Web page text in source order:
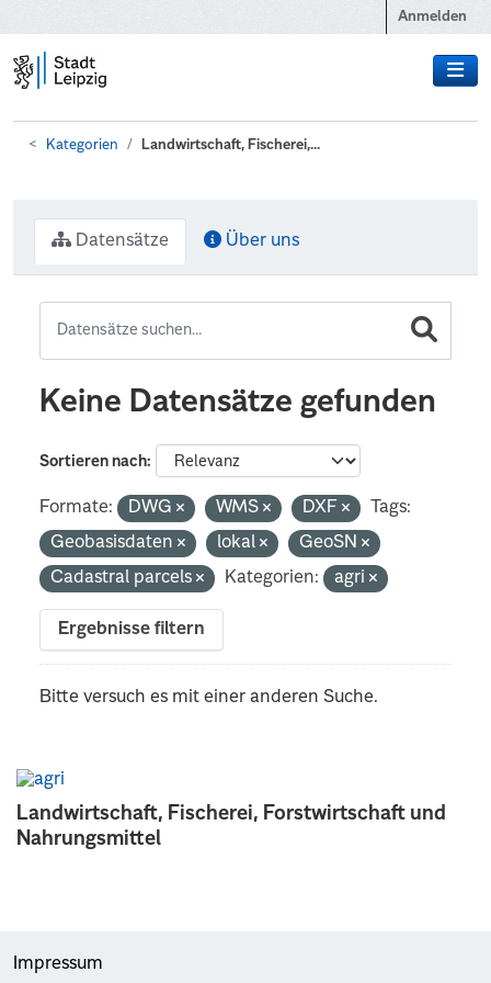
Anmelden
Kategorien Landwirtschaft, Fischerei,...
Landwirtschaft, Fischerei, Forstwirtschaft und
Nahrungsmittel
Datensätze Über uns
Keine Datensätze gefunden
Sortieren nach
Formate: DWG WMS DXF
Tags:
Geobasisdaten
lokal
GeoSN
Cadastral parcels
Kategorien: agri
Ergebnisse filtern
Bitte versuch es mit einer anderen Suche.
Impressum